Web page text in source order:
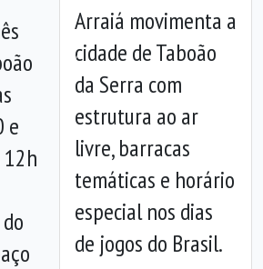
Arraiá movimenta a
cidade de Taboão
da Serra com
estrutura ao ar
livre, barracas
temáticas e horário
especial nos dias
de jogos do Brasil.
Anterior
e
12h